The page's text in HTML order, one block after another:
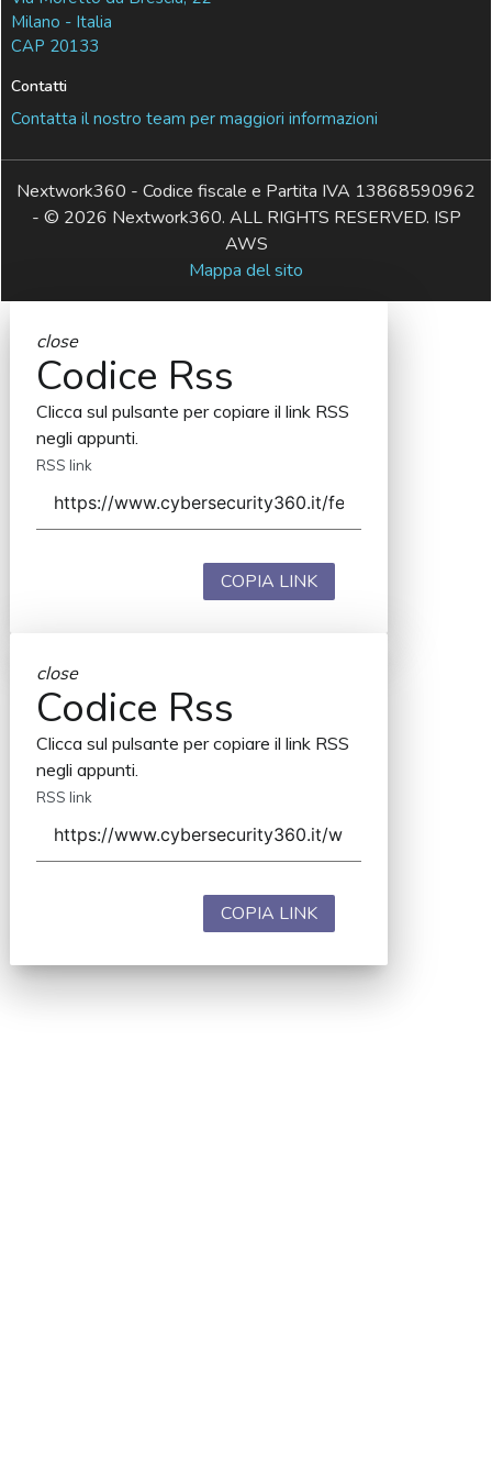
Milano - Italia
CAP 20133
Contatti
Contatta il nostro team per maggiori informazioni
Nextwork360 - Codice fiscale e Partita IVA 13868590962
- © 2026 Nextwork360. ALL RIGHTS RESERVED. ISP
AWS
Mappa del sito
close
Codice Rss
Clicca sul pulsante per copiare il link RSS
negli appunti.
RSS link
COPIA LINK
close
Codice Rss
Clicca sul pulsante per copiare il link RSS
negli appunti.
RSS link
COPIA LINK